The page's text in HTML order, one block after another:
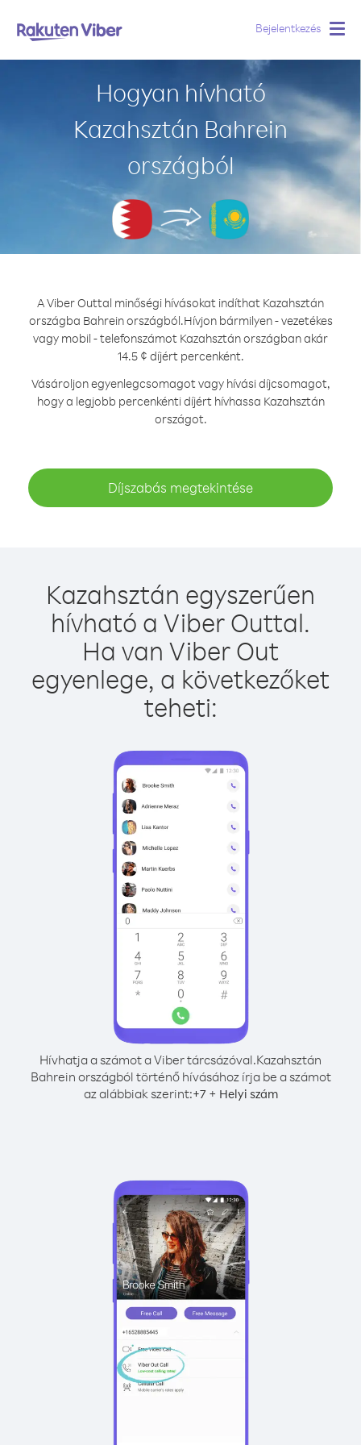
Bejelentkezés
Hogyan hívható
Kazahsztán Bahrein
országból
A Viber Outtal minőségi hívásokat indíthat Kazahsztán
országba Bahrein országból.Hívjon bármilyen - vezetékes
vagy mobil - telefonszámot Kazahsztán országban akár
14.5 ¢ díjért percenként.
Vásároljon egyenlegcsomagot vagy hívási díjcsomagot,
hogy a legjobb percenkénti díjért hívhassa Kazahsztán
országot.
Díjszabás megtekintése
Kazahsztán egyszerűen
hívható a Viber Outtal.
Ha van Viber Out
egyenlege, a következőket
teheti:
Hívhatja a számot a Viber tárcsázóval.Kazahsztán
Bahrein országból történő hívásához írja be a számot
az alábbiak szerint:+7+ Helyi szám